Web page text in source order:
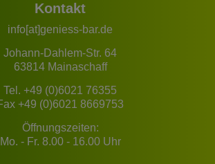
Kontakt
info[at]geniess-bar.de
Johann-Dahlem-Str. 64
63814 Mainaschaff
Tel. +49 (0)6021 76355
+49 (0)6021 8669753
Öffnungszeiten:
Mo. - Fr. 8.00 - 16.00 Uhr